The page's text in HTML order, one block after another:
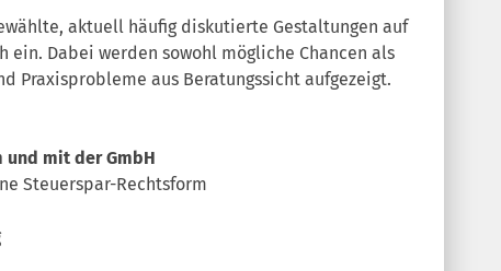
aktuell häufig diskutierte Gestaltungen auf
ein. Dabei werden sowohl mögliche Chancen als
Praxisprobleme aus Beratungssicht aufgezeigt.
und mit der GmbH
Steuerspar-Rechtsform